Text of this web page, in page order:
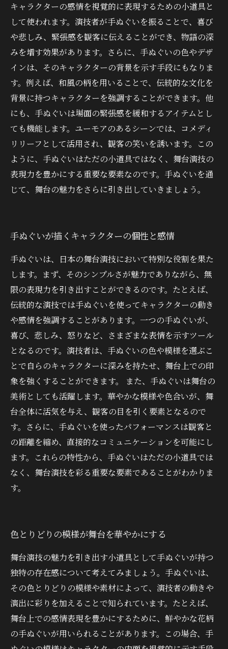
キャラクターの感情を視覚的に表現するための小道具と
して使われます。演技者が手ぬぐいを振ることで、喜び
や悲しみ、緊張感を観客に伝えることができ、物語の深
みを増す効果があります。さらに、手ぬぐいの色やデザ
インは、そのキャラクターの背景を示す手段にもなりま
す。例えば、和風の柄を用いることで、伝統的な文化を
背景に持つキャラクターを強調することができます。他
にも、手ぬぐいは場面の緊張感を緩和するアイテムとし
ても機能します。ユーモアのあるシーンでは、コメディ
リリーフとして活用され、観客の笑いを誘います。この
ように、手ぬぐいはただの小道具ではなく、舞台演技の
表現力を豊かにする重要な要素なのです。手ぬぐいを通
じて、舞台の魅力をさらに引き出していきましょう。
手ぬぐいが描くキャラクターの個性と感情
手ぬぐいは、日本の舞台演技において特別な役割を果た
します。まず、そのシンプルさが魅力でありながら、無
限の表現力を引き出すことができるのです。たとえば、
伝統的な演技では手ぬぐいを使ってキャラクターの動き
や感情を強調することがあります。一つの手ぬぐいが、
喜び、悲しみ、怒りなど、さまざまな表情を示すツール
となるのです。演技者は、手ぬぐいの色や模様を選ぶこ
とで自らのキャラクターに深みを持たせ、舞台上での印
象を強くすることができます。 また、手ぬぐいは舞台の
美術としても活躍します。華やかな模様や色合いが、舞
台全体に活気を与え、観客の目を引く要素となるので
す。さらに、手ぬぐいを使ったパフォーマンスは観客と
の距離を縮め、直接的なコミュニケーションを可能にし
ます。これらの特性から、手ぬぐいはただの小道具では
なく、舞台演技を彩る重要な要素であることがわかりま
す。
色とりどりの模様が舞台を華やかにする
舞台演技の魅力を引き出す小道具として手ぬぐいが持つ
独特の存在感について考えてみましょう。手ぬぐいは、
その色とりどりの模様や素材によって、演技者の動きや
演出に彩りを加えることで知られています。たとえば、
舞台上での感情表現を豊かにするために、鮮やかな花柄
の手ぬぐいが用いられることがあります。この場合、手